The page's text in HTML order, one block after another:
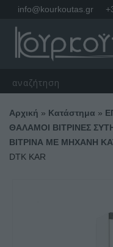
info@kourkoutas.gr
Αρχική » Κατάστημα »
ΘΑΛΑΜΟΙ ΒΙΤΡΙΝΕΣ
ΒΙΤΡΙΝΑ ΜΕ ΜΗΧΑΝΗ
DTK KAR